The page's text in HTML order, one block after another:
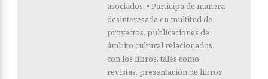
asociados. • Participa de manera
desinteresada en multitud de
proyectos, publicaciones de
ámbito cultural relacionados
con los libros, tales como
revistas, presentación de libros